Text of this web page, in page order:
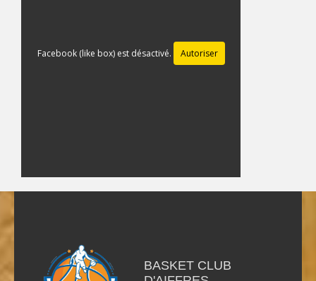
Facebook (like box) est désactivé. Autoriser
BASKET CLUB